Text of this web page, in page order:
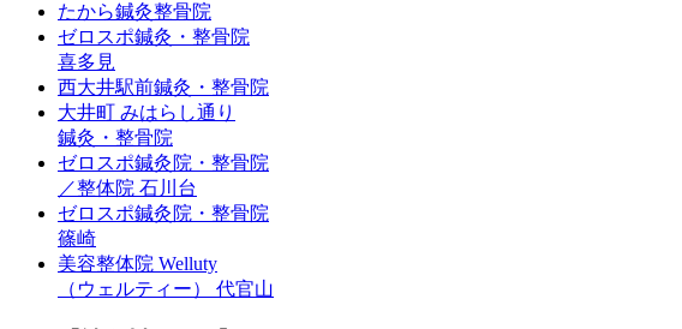
たから鍼灸整骨院
ゼロスポ鍼灸・整骨院
喜多見
西大井駅前鍼灸・整骨院
大井町 みはらし通り
鍼灸・整骨院
ゼロスポ鍼灸院・整骨院
／整体院 石川台
ゼロスポ鍼灸院・整骨院
篠崎
美容整体院 Welluty
（ウェルティー） 代官山